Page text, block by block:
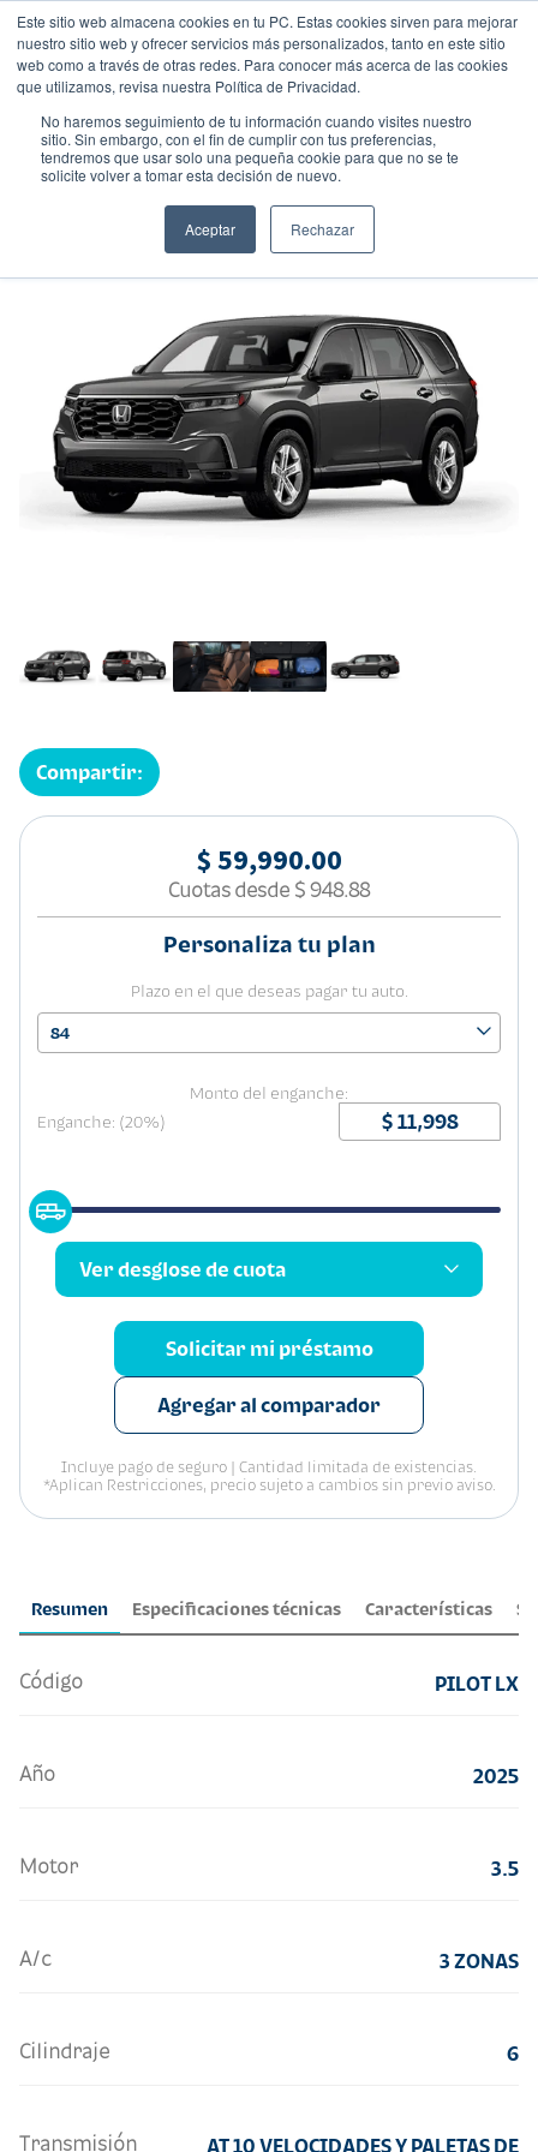
Este sitio web almacena cookies en tu PC. Estas cookies sirven para mejorar
nuestro sitio web y ofrecer servicios más personalizados, tanto en este sitio
web como a través de otras redes. Para conocer más acerca de las cookies
que utilizamos, revisa nuestra Política de Privacidad.
No haremos seguimiento de tu información cuando visites nuestro
sitio. Sin embargo, con el fin de cumplir con tus preferencias,
tendremos que usar solo una pequeña cookie para que no se te
solicite volver a tomar esta decisión de nuevo.
Aceptar Rechazar
HONDA PILOT LX
Gasolina
Resumen Especificaciones técnicas Características
Código PILOT LX
Año 2025
Motor 3.5
A/c 3 ZONAS
Cilindraje 6
Transmisión AT 10 VELOCIDADES Y PALETAS DE
Compartir:
$ 59,990.00
Cuotas desde $ 948.88
Personaliza tu plan
Plazo en el que deseas pagar tu auto.
84
Monto del enganche:
Enganche: (20%)
Ver desglose de cuota
Solicitar mi préstamo
Agregar al comparador
Incluye pago de seguro | Cantidad limitada de existencias.
*Aplican Restricciones, precio sujeto a cambios sin previo aviso.